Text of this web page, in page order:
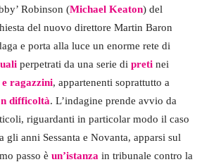
Robinson (Michael Keaton) del
del nuovo direttore Martin Baron
e porta alla luce un enorme rete di
perpetrati da una serie di preti nei
ragazzini, appartenenti soprattutto a
difficoltà. L’indagine prende avvio da
riguardanti in particolar modo il caso
gli anni Sessanta e Novanta, apparsi sul
passo è un’istanza in tribunale contro la